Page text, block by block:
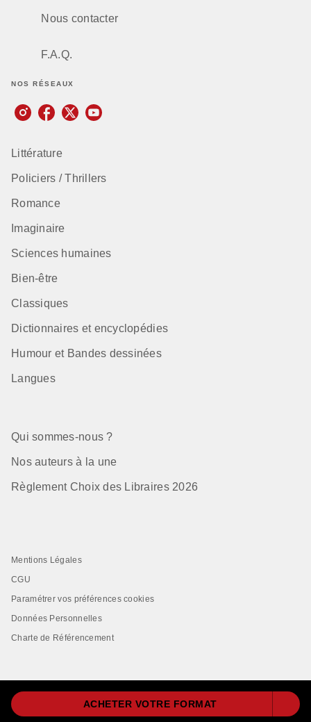
ACHETER VOTRE FORMAT
Nous contacter
F.A.Q.
NOS RÉSEAUX
Littérature
Policiers / Thrillers
Romance
Imaginaire
Sciences humaines
Bien-être
Classiques
Dictionnaires et encyclopédies
Humour et Bandes dessinées
Langues
Qui sommes-nous ?
Nos auteurs à la une
Règlement Choix des Libraires 2026
Mentions Légales
CGU
Paramétrer vos préférences cookies
Données Personnelles
Charte de Référencement
LIVRE DE POCHE© 2026